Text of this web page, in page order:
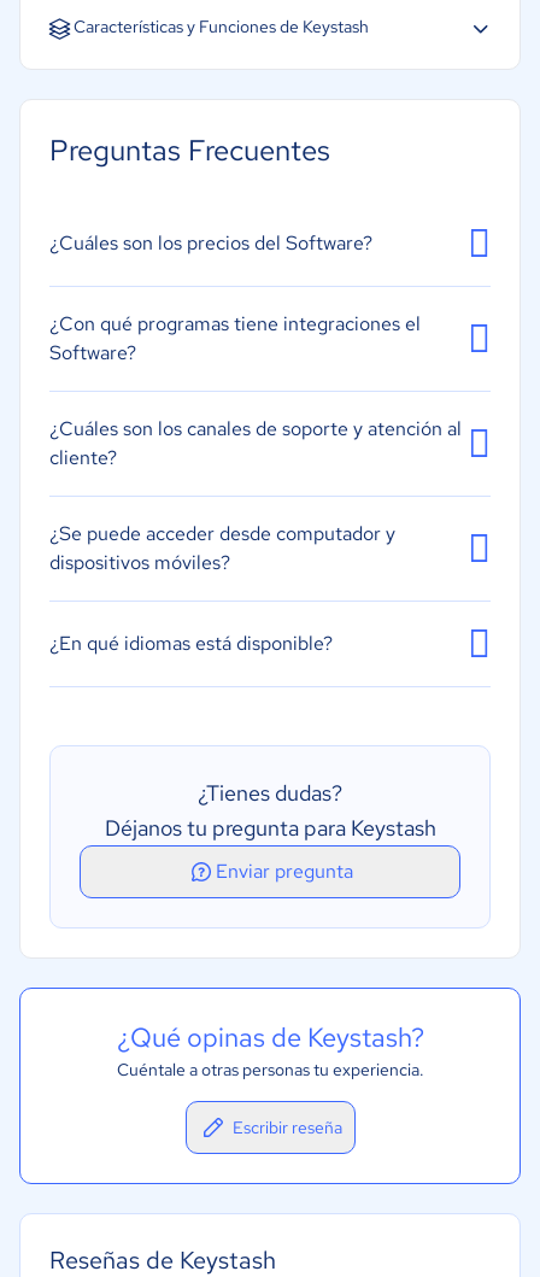
Inglés
Características y Funciones de Keystash
Panel de actividades
Gestión de Credenciales
Permisos basados en roles
Autenticación de dos factores
Gestión de usuarios
API
Preguntas Frecuentes
¿Cuáles son los precios del Software?
¿Con qué programas tiene integraciones el
Software?
¿Cuáles son los canales de soporte y atención al
cliente?
¿Se puede acceder desde computador y
dispositivos móviles?
¿En qué idiomas está disponible?
¿Tienes dudas?
Déjanos tu pregunta para Keystash
Enviar pregunta
¿Qué opinas de Keystash?
Cuéntale a otras personas tu experiencia.
Escribir reseña
Reseñas de Keystash